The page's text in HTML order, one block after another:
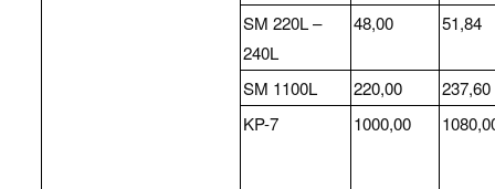
SM 220L –
240L
48,00 51,84
SM 1100L 220,00
237,60
KP-7
1000,00